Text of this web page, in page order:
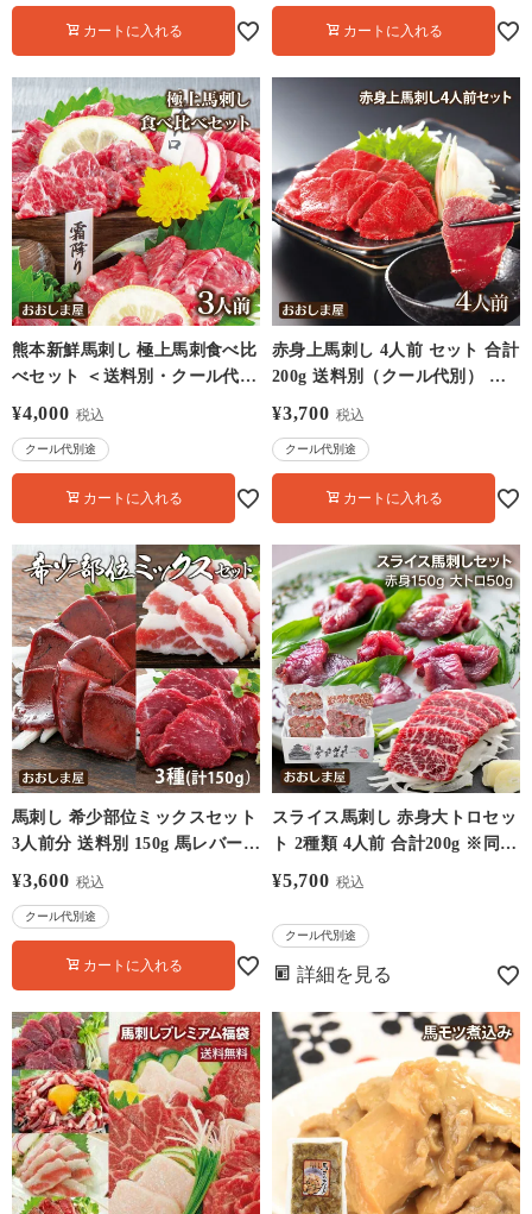
カートに入れる カートに入れる
熊本新鮮馬刺し 極上馬刺食べ比
べセット ＜送料別・クール代別
＞ 食べ比べ 馬刺し 冷凍便 大嶌
¥4,000 税込
クール代別途
カートに入れる
赤身上馬刺し 4人前 セット 合計
200g 送料別（クール代別） 熊
本名物 新鮮馬刺 赤身 刺身 生食
【0308538】
¥3,700 税込
クール代別途
カートに入れる
馬刺し 希少部位ミックスセット
3人前分 送料別 150g 馬レバー刺
し 馬ヒレ刺し ふたえご馬刺し
馬肉 おつまみ 馬刺しセット グ
ルメ 食品 ＜おおしま屋発送の
冷凍便と同梱可能・送料別・ク
や） 【0308524】
¥3,600 税込
クール代別途
カートに入れる
スライス馬刺し 赤身大トロセッ
ト 2種類 4人前 合計200g ※同住
所に2セット以上でタレプレゼ
冷凍便・同梱可能＞ カット済み
刺身 贈り物やギフトに 赤身上
馬刺し 極選大トロ馬刺し 馬刺
【0308523】
¥5,700 税込
クール代別途
詳細を見る